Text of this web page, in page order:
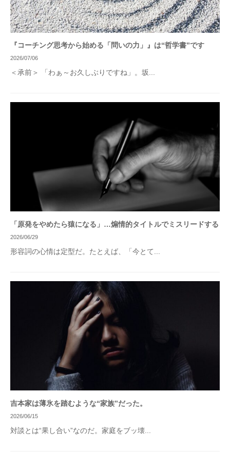
『コーチング思考から始める「問いの力」』は“哲学書”です
2026/07/06
＜承前＞ 「わぁ～お久しぶりですね」。坂...
「原発をやめたら猿になる」…煽情的タイトルでミスリードする
2026/06/29
形容詞の心情は定型だ。たとえば、「今とて...
吉本家は薄氷を踏むような“家族”だった。
2026/06/15
対談とは“果し合い”なのだ。家庭をブッ壊...